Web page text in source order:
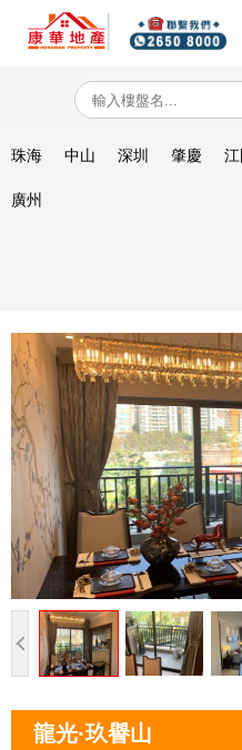
珠海 中山 深圳 肇慶 江
廣州
龍光·玖譽山